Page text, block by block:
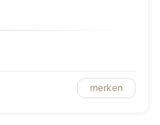
merken